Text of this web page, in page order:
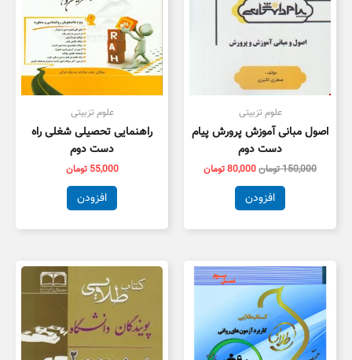
علوم تزبیتی
اصول مبانی آموزش پرورش پیام
دست دوم
150,000تومان80,000تومان
افزودن
علوم تزبیتی
راهنمایی تحصیلی شغلی راه
دست دوم
55,000 تومان
افزودن